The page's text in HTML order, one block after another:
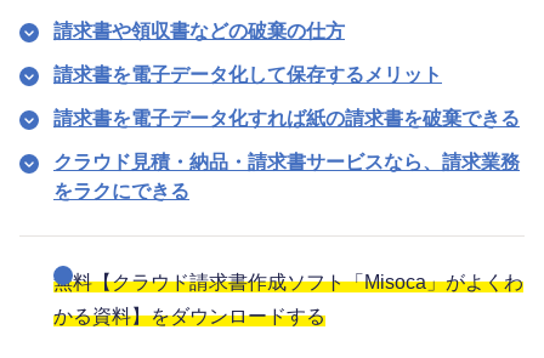
請求書や領収書などの破棄の仕方
請求書を電子データ化して保存するメリット
請求書を電子データ化すれば紙の請求書を破棄できる
クラウド見積・納品・請求書サービスなら、請求業務
をラクにできる
無料【クラウド請求書作成ソフト「Misoca」がよくわ
かる資料】をダウンロードする